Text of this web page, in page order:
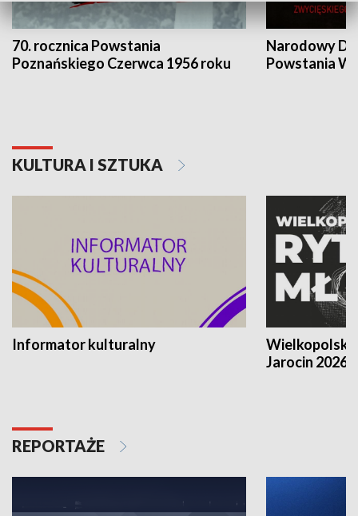
70. rocznica Powstania
Poznańskiego Czerwca 1956 roku
Narodowy
Powstania
KULTURA I SZTUKA
Informator kulturalny
Jarocin 2026
REPORTAŻE